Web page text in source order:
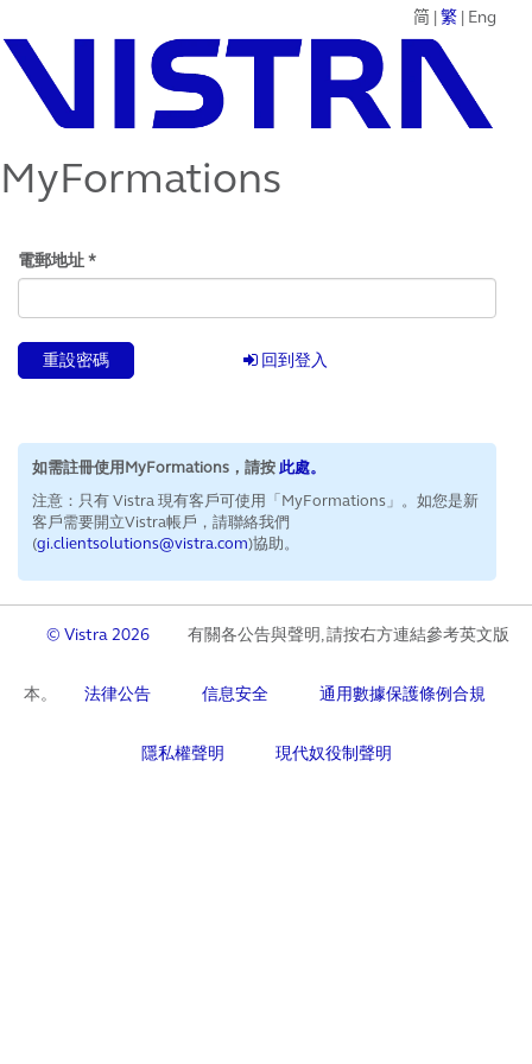
简 |繁 | Eng
MyFormations
電郵地址 *
重設密碼 回到登入
如需註冊使用MyFormations，請按此處。
注意：只有 Vistra 現有客戶可使用「MyFormations」。如您是新
客戶需要開立Vistra帳戶，請聯絡我們
(gi.clientsolutions@vistra.com)協助。
© Vistra 2026 有關各公告與聲明, 請按右方連結參考英文版
本。 法律公告 信息安全 通用數據保護條例合規
隱私權聲明 現代奴役制聲明